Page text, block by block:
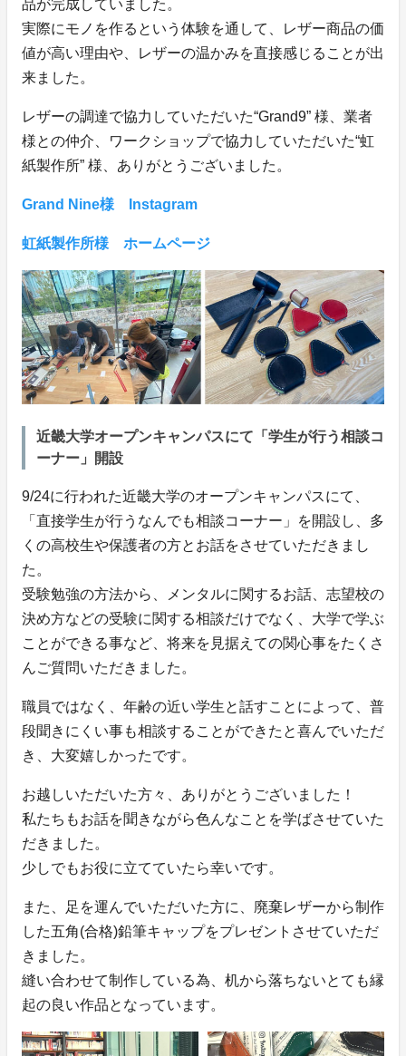
品が完成していました。
実際にモノを作るという体験を通して、レザー商品の価
値が高い理由や、レザーの温かみを直接感じることが出
来ました。
レザーの調達で協力していただいた“Grand9” 様、業者
様との仲介、ワークショップで協力していただいた“虹
紙製作所” 様、ありがとうございました。
Grand Nine様 Instagram
虹紙製作所様 ホームページ
近畿大学オープンキャンパスにて「学生が行う相談コ
ーナー」開設
9/24に行われた近畿大学のオープンキャンパスにて、
「直接学生が行うなんでも相談コーナー」を開設し、多
くの高校生や保護者の方とお話をさせていただきまし
た。
受験勉強の方法から、メンタルに関するお話、志望校の
決め方などの受験に関する相談だけでなく、大学で学ぶ
ことができる事など、将来を見据えての関心事をたくさ
んご質問いただきました。
職員ではなく、年齢の近い学生と話すことによって、普
段聞きにくい事も相談することができたと喜んでいただ
き、大変嬉しかったです。
お越しいただいた方々、ありがとうございました！
私たちもお話を聞きながら色んなことを学ばさせていた
だきました。
少しでもお役に立てていたら幸いです。
また、足を運んでいただいた方に、廃棄レザーから制作
した五角(合格)鉛筆キャップをプレゼントさせていただ
きました。
縫い合わせて制作している為、机から落ちないとても縁
起の良い作品となっています。